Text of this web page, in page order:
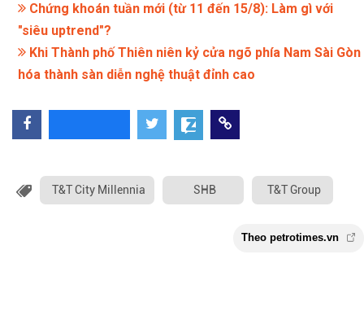
Chứng khoán tuần mới (từ 11 đến 15/8): Làm gì với
"siêu uptrend"?
Khi Thành phố Thiên niên kỷ cửa ngõ phía Nam Sài Gòn
hóa thành sàn diễn nghệ thuật đỉnh cao
T&T City Millennia SHB T&T Group